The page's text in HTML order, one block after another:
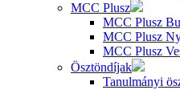
MCC Plusz
MCC Plusz
MCC Plusz
MCC Plusz
Ösztöndíjak
Tanulmányi